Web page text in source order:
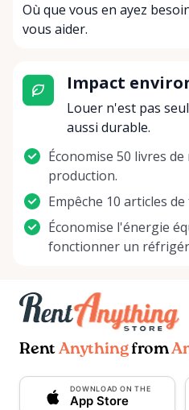
Où que vous en ayez
vous aider.
Impact
Louer n'est pas
aussi durable.
Économise 50 livres
production.
Empêche 10 articles
Économise l'énergie
fonctionner un
Rent Anythingfrom
DOWNLOAD ON THE
App Store